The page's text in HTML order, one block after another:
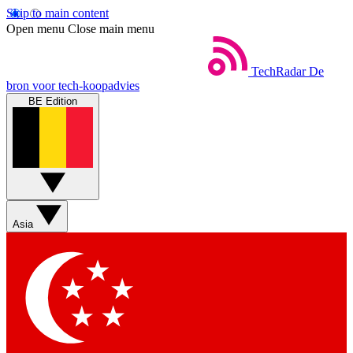
Skip to main content
Open menu Close main menu
TechRadar De
bron voor tech-koopadvies
BE Edition
Asia